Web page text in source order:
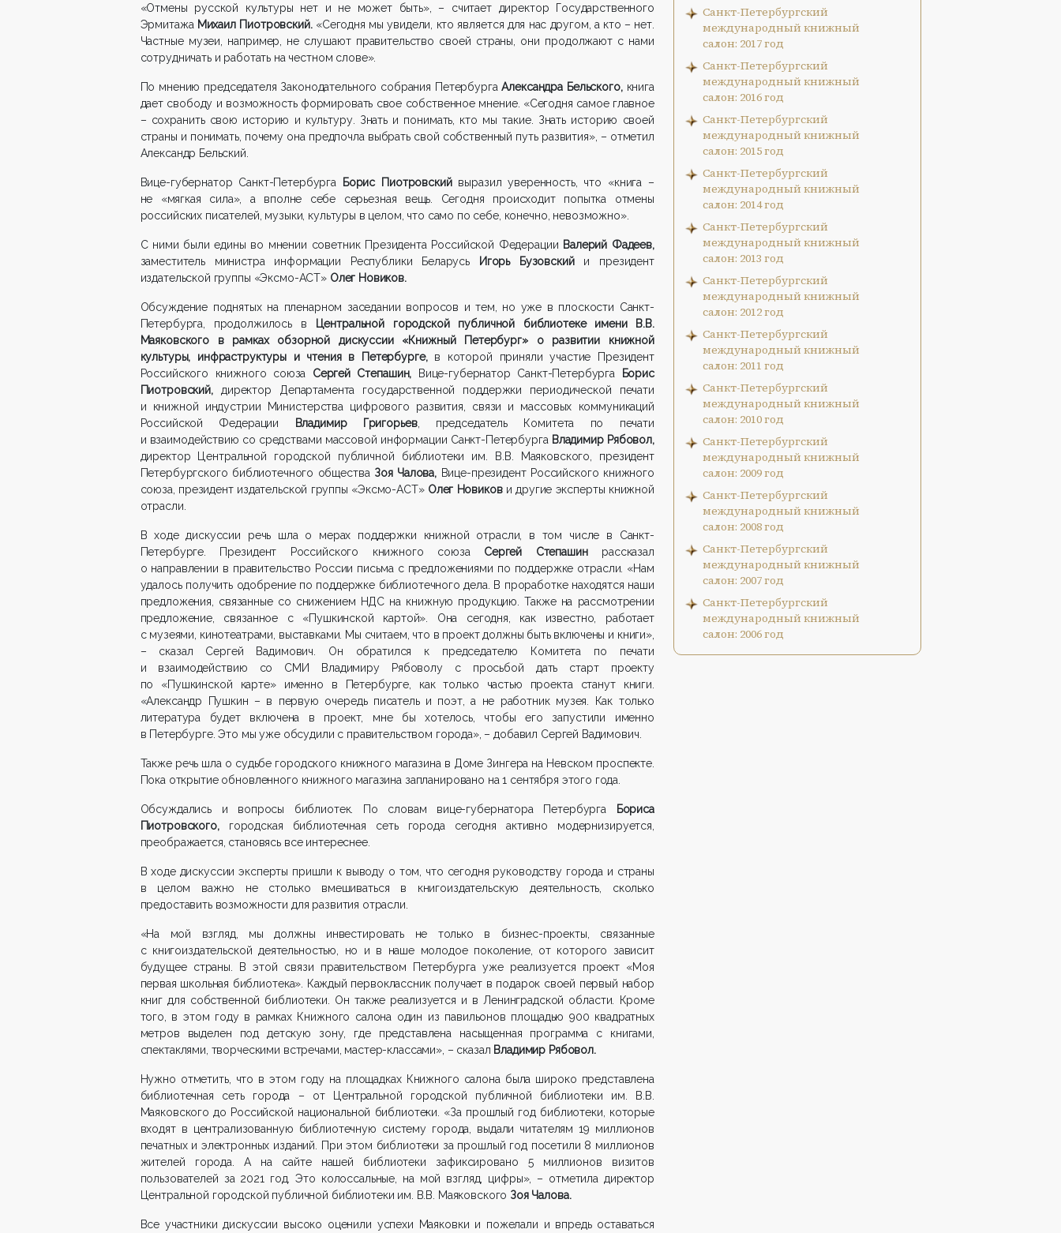
«Отмены русской культуры нет и не может быть», – считает директор Государственного
Эрмитажа Михаил Пиотровский. «Сегодня мы увидели, кто является для нас другом, а кто – нет.
Частные музеи, например, не слушают правительство своей страны, они продолжают с нами
сотрудничать и работать на честном слове».
По мнению председателя Законодательного собрания ПетербургаАлександра Бельского,книга
дает свободу и возможность формировать свое собственное мнение. «Сегодня самое главное
– сохранить свою историю и культуру. Знать и понимать, кто мы такие. Знать историю своей
страны и понимать, почему она предпочла выбрать свой собственный путь развития», – отметил
Александр Бельский.
Вице-губернатор Санкт-Петербурга Борис Пиотровский выразил уверенность, что «книга –
не «мягкая сила», а вполне себе серьезная вещь. Сегодня происходит попытка отмены
российских писателей, музыки, культуры в целом, что само по себе, конечно, невозможно».
С ними были едины во мнении советник Президента Российской Федерации Валерий Фадеев,
заместитель министра информации Республики Беларусь Игорь Бузовский и президент
издательской группы «Эксмо-АСТ» Олег Новиков.
Обсуждение поднятых на пленарном заседании вопросов и тем, но уже в плоскости Санкт-
Петербурга, продолжилось в Центральной городской публичной библиотеке имени В.В.
Маяковского в рамках обзорной дискуссии «Книжный Петербург» о развитии книжной
культуры, инфраструктуры и чтения в Петербурге, в которой приняли участие Президент
Российского книжного союза Сергей Степашин, Вице-губернатор Санкт-Петербурга Борис
Пиотровский, директор Департамента государственной поддержки периодической печати
и книжной индустрии Министерства цифрового развития, связи и массовых коммуникаций
Российской Федерации Владимир Григорьев,
председатель Комитета по печати
и взаимодействию со средствами массовой информации Санкт-Петербурга Владимир Рябовол,
директор Центральной городской публичной библиотеки им. В.В. Маяковского, президент
Петербургского библиотечного общества Зоя Чалова, Вице-президент Российского книжного
союза, президент издательской группы «Эксмо-АСТ» Олег Новиков и другие эксперты книжной
отрасли.
В ходе дискуссии речь шла о мерах поддержки книжной отрасли, в том числе в Санкт-
Петербурге. Президент Российского книжного союза Сергей Степашин рассказал
о направлении в правительство России письма с предложениями по поддержке отрасли. «Нам
удалось получить одобрение по поддержке библиотечного дела. В проработке находятся наши
предложения, связанные со снижением НДС на книжную продукцию. Также на рассмотрении
предложение, связанное с «Пушкинской картой». Она сегодня, как известно, работает
с музеями, кинотеатрами, выставками. Мы считаем, что в проект должны быть включены и книги»,
– сказал Сергей Вадимович. Он обратился к председателю Комитета по печати
и взаимодействию со СМИ Владимиру Рябоволу с просьбой дать старт проекту
по «Пушкинской карте» именно в Петербурге, как только частью проекта станут книги.
«Александр Пушкин – в первую очередь писатель и поэт, а не работник музея. Как только
литература будет включена в проект, мне бы хотелось, чтобы его запустили именно
в Петербурге. Это мы уже обсудили с правительством города», – добавил Сергей Вадимович.
Также речь шла о судьбе городского книжного магазина в Доме Зингера на Невском проспекте.
Пока открытие обновленного книжного магазина запланировано на 1 сентября этого года.
Обсуждались и вопросы библиотек. По словам вице-губернатора Петербурга Бориса
Пиотровского, городская библиотечная сеть города сегодня активно модернизируется,
преображается, становясь все интереснее.
В ходе дискуссии эксперты пришли к выводу о том, что сегодня руководству города и страны
в целом важно не столько вмешиваться в книгоиздательскую деятельность, сколько
предоставить возможности для развития отрасли.
«На мой взгляд, мы должны инвестировать не только в бизнес-проекты, связанные
с книгоиздательской деятельностью, но и в наше молодое поколение, от которого зависит
будущее страны. В этой связи правительством Петербурга уже реализуется проект «Моя
первая школьная библиотека». Каждый первоклассник получает в подарок своей первый набор
книг для собственной библиотеки. Он также реализуется и в Ленинградской области. Кроме
того, в этом году в рамках Книжного салона один из павильонов площадью 900 квадратных
метров выделен под детскую зону, где представлена насыщенная программа с книгами,
спектаклями, творческими встречами, мастер-классами», – сказал Владимир Рябовол.
Нужно отметить, что в этом году на площадках Книжного салона была широко представлена
библиотечная сеть города – от Центральной городской публичной библиотеки им. В.В.
Маяковского до Российской национальной библиотеки. «За прошлый год библиотеки, которые
входят в централизованную библиотечную систему города, выдали читателям 19 миллионов
печатных и электронных изданий. При этом библиотеки за прошлый год посетили 8 миллионов
жителей города. А на сайте нашей библиотеки зафиксировано 5 миллионов визитов
пользователей за 2021 год. Это колоссальные, на мой взгляд, цифры», – отметила директор
Центральной городской публичной библиотеки им. В.В. Маяковского Зоя Чалова.
Все участники дискуссии высоко оценили успехи Маяковки и пожелали и впредь оставаться
Санкт-Петербургский
международный книжный
салон: 2017 год
Санкт-Петербургский
международный книжный
салон: 2016 год
Санкт-Петербургский
международный книжный
салон: 2015 год
Санкт-Петербургский
международный книжный
салон: 2014 год
Санкт-Петербургский
международный книжный
салон: 2013 год
Санкт-Петербургский
международный книжный
салон: 2012 год
Санкт-Петербургский
международный книжный
салон: 2011 год
Санкт-Петербургский
международный книжный
салон: 2010 год
Санкт-Петербургский
международный книжный
салон: 2009 год
Санкт-Петербургский
международный книжный
салон: 2008 год
Санкт-Петербургский
международный книжный
салон: 2007 год
Санкт-Петербургский
международный книжный
салон: 2006 год